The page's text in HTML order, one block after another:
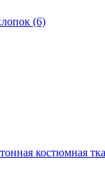
(6)
костюмная